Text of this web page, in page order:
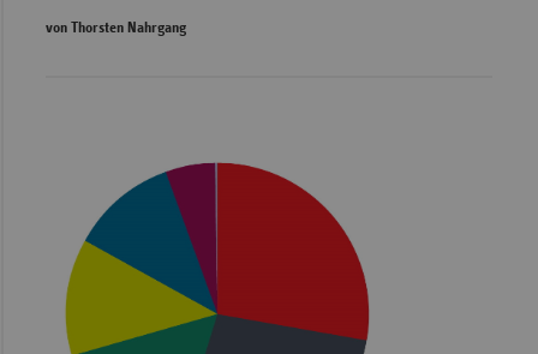
von Thorsten Nahrgang